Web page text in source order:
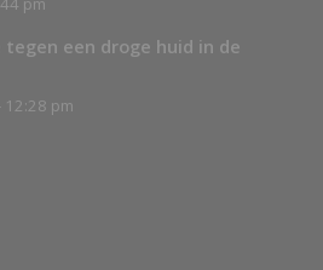
tegen een droge huid in de
pm